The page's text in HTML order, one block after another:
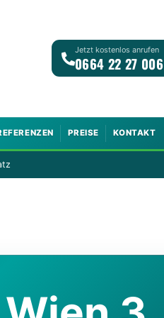
Jetzt kostenlos anrufen
0664 22 27 006
PREISE KONTAKT